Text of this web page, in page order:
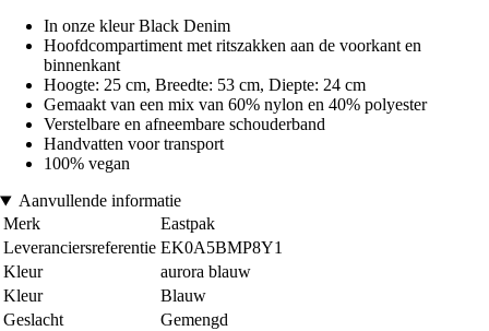
In onze kleur Black Denim
Hoofdcompartiment met ritszakken aan de voorkant en
binnenkant
Hoogte: 25 cm, Breedte: 53 cm, Diepte: 24 cm
Gemaakt van een mix van 60% nylon en 40% polyester
Verstelbare en afneembare schouderband
Handvatten voor transport
100% vegan
Aanvullende informatie
Merk
Eastpak
Leveranciersreferentie EK0A5BMP8Y1
Kleur
aurora blauw
Kleur
Blauw
Geslacht
Gemengd